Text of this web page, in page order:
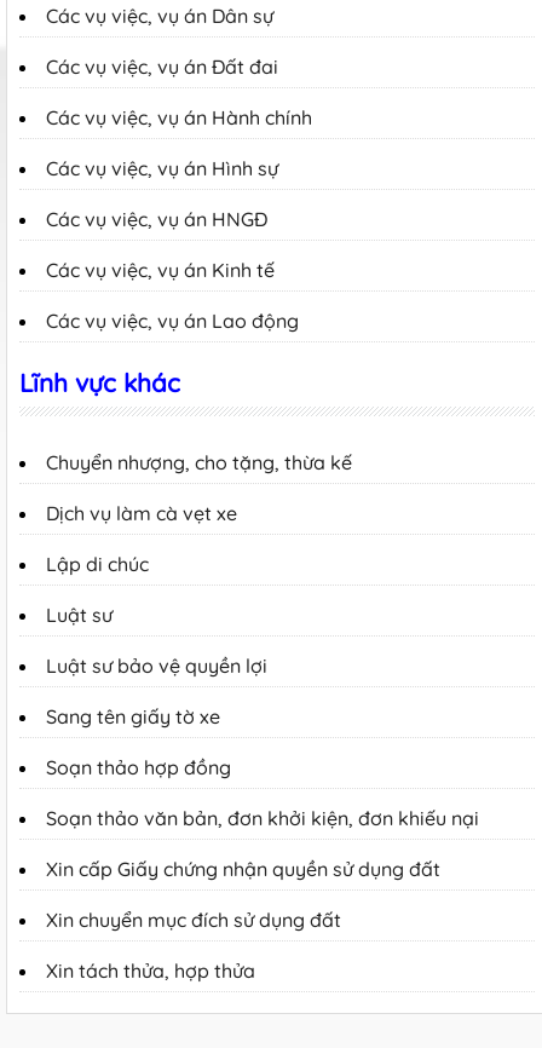
Các vụ việc, vụ án Dân sự
Các vụ việc, vụ án Đất đai
Các vụ việc, vụ án Hành chính
Các vụ việc, vụ án Hình sự
Các vụ việc, vụ án HNGĐ
Các vụ việc, vụ án Kinh tế
Các vụ việc, vụ án Lao động
Lĩnh vực khác
Chuyển nhượng, cho tặng, thừa kế
Dịch vụ làm cà vẹt xe
Lập di chúc
Luật sư
Luật sư bảo vệ quyền lợi
Sang tên giấy tờ xe
Soạn thảo hợp đồng
Soạn thảo văn bản, đơn khởi kiện, đơn khiếu nại
Xin cấp Giấy chứng nhận quyền sử dụng đất
Xin chuyển mục đích sử dụng đất
Xin tách thửa, hợp thửa